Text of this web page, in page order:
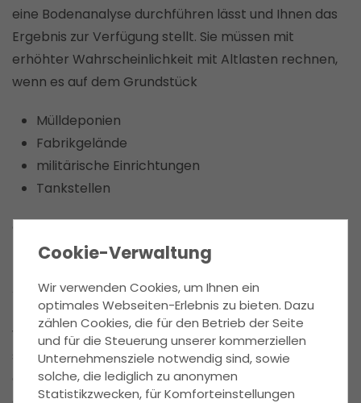
eine Bodenanalyse durchführen lässt und Ihnen das
Ergebnis zur Verfügung stellt. Sie müssen mit
erhöhter Wahrscheinlichkeit mit Altlasten rechnen,
wenn es auf dem Grundstück
Mülldeponien
Fabrikgelände
militärische Einrichtungen
Tankstellen
Der Verkäufer kann verpflichtet werden, die
Altlasten auf seine Kosten zu beheben, oder der
Kaufvertrag kann rückgängig gemacht werden,
wenn er diese absichtlich verschweigt. Es ist daher
sinnvoll, im Kaufvertrag geeignete Klauseln
aufzunehmen, in denen der Verkäufer sich zu
Cookie-Verwaltung
Wir verwenden Cookies, um Ihnen ein
optimales Webseiten-Erlebnis zu bieten. Dazu
zählen Cookies, die für den Betrieb der Seite
und für die Steuerung unserer kommerziellen
Unternehmensziele notwendig sind, sowie
solche, die lediglich zu anonymen
Statistikzwecken, für Komforteinstellungen